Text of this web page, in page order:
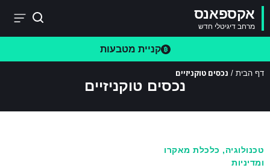
אקספאנס
מרחב דיגיטלי חדש
קניית מטבעות
דף הבית / נכסים טוקניזיים
נכסים טוקניזיים
טכנולוגיה, כלכלת מאקרו
ומדיניות